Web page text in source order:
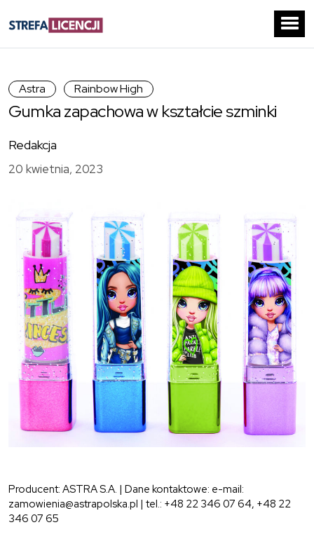
Astra Rainbow High
Gumka zapachowa w kształcie szminki
Redakcja
20 kwietnia, 2023
Producent: ASTRA S.A. | Dane kontaktowe: e-mail:
zamowienia@astrapolska.pl | tel.: +48 22 346 07 64, +48 22
346 07 65